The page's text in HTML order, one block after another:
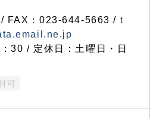
FAX：023-644-5663 / t
30 / 定休日：土曜日・日
可